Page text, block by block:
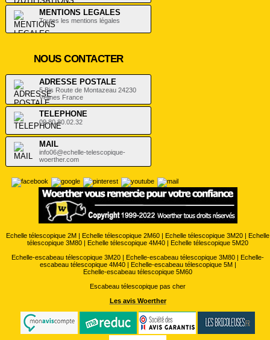
MENTIONS LEGALES
Toutes les mentions légales
NOUS CONTACTER
ADRESSE POSTALE
5 Bis Route de Montazeau 24230
Vélines France
TELEPHONE
09.80.80.02.32
MAIL
info06@echelle-telescopique-
woerther.com
Echelle télescopique 2M | Echelle télescopique 2M60 | Echelle télescopique 3M20 | Echelle
télescopique 3M80 | Echelle télescopique 4M40 | Echelle télescopique 5M20
Echelle-escabeau télescopique 3M20 | Echelle-escabeau télescopique 3M80 | Echelle-
escabeau télescopique 4M40| Echelle-escabeau télescopique 5M|
Echelle-escabeau télescopique 5M60
Escabeau télescopique pas cher
Les avis Woerther